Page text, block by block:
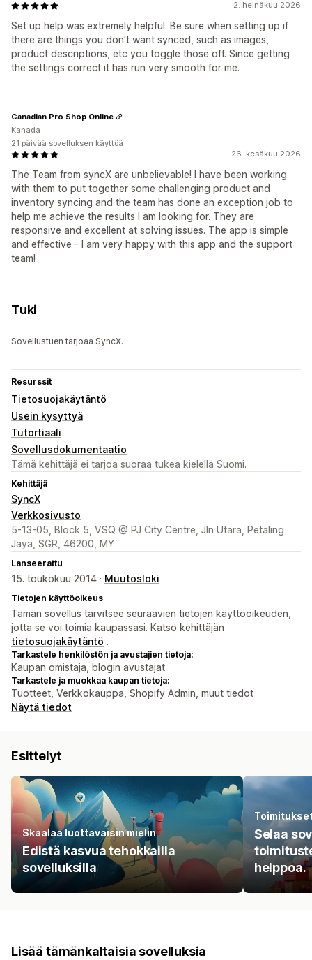
2. heinäkuu 2026
Set up help was extremely helpful. Be sure when setting up if
there are things you don't want synced, such as images,
product descriptions, etc you toggle those off. Since getting
the settings correct it has run very smooth for me.
26. kesäkuu 2026
The Team from syncX are unbelievable! I have been working
with them to put together some challenging product and
inventory syncing and the team has done an exception job to
help me achieve the results I am looking for. They are
responsive and excellent at solving issues. The app is simple
and effective - I am very happy with this app and the support
team!
Canadian Pro Shop Online
Kanada
21 päivää sovelluksen käyttöä
Tuki
Sovellustuen tarjoaa SyncX.
Resurssit
Tietosuojakäytäntö
Usein kysyttyä
Tutortiaali
Sovellusdokumentaatio
Tämä kehittäjä ei tarjoa suoraa tukea kielellä Suomi.
Kehittäjä
SyncX
Verkkosivusto
5-13-05, Block 5, VSQ @ PJ City Centre, Jln Utara, Petaling
Jaya, SGR, 46200, MY
Lanseerattu
15. toukokuu 2014 · Muutosloki
Tietojen käyttöoikeus
Tämän sovellus tarvitsee seuraavien tietojen käyttöoikeuden,
jotta se voi toimia kaupassasi. Katso kehittäjän
tietosuojakäytäntö .
Tarkastele henkilöstön ja avustajien tietoja:
Kaupan omistaja, blogin avustajat
Tarkastele ja muokkaa kaupan tietoja:
Tuotteet, Verkkokauppa, Shopify Admin, muut tiedot
Näytä tiedot
Esittelyt
Skaalaa luottavaisin mielin
Edistä kasvua tehokkailla
sovelluksilla
Selaa
helppoa.
Lisää tämänkaltaisia sovelluksia